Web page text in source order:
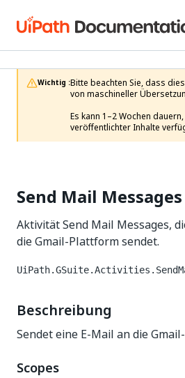
Wichtig :Bitte beachten Sie, dass
von maschineller
Es kann 1–2 Wochen
veröffentlichter Inhalte
Send Mail Messages
Aktivität Send Mail Messages,
die Gmail-Plattform sendet.
Beschreibung
Sendet eine E-Mail an die
Scopes